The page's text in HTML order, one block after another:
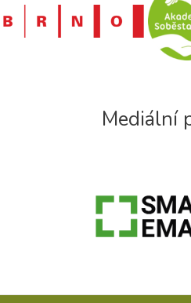
Mediální